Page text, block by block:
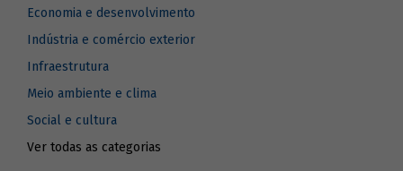
Economia e desenvolvimento
Indústria e comércio exterior
Infraestrutura
Meio ambiente e clima
Social e cultura
Ver todas as categorias